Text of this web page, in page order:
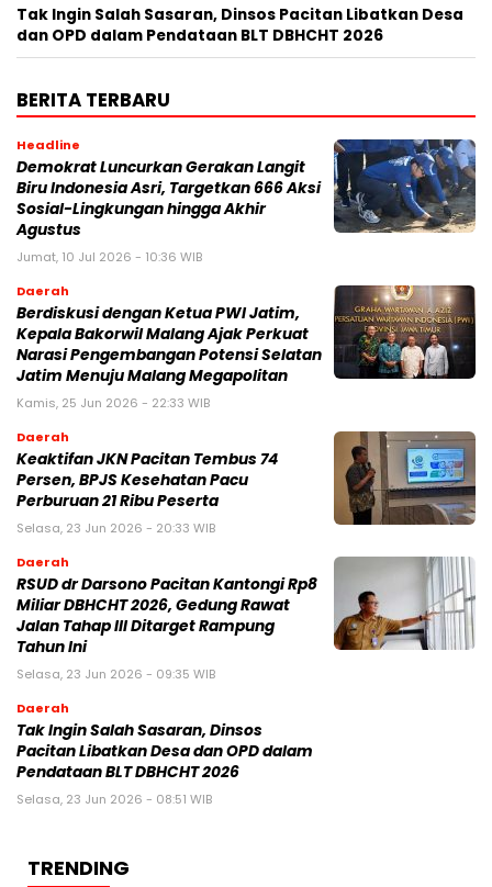
Tak Ingin Salah Sasaran, Dinsos Pacitan Libatkan Desa
dan OPD dalam Pendataan BLT DBHCHT 2026
BERITA TERBARU
Headline
Demokrat Luncurkan Gerakan Langit
Biru Indonesia Asri, Targetkan 666 Aksi
Sosial-Lingkungan hingga Akhir
Agustus
Jumat, 10 Jul 2026 - 10:36 WIB
Daerah
Berdiskusi dengan Ketua PWI Jatim,
Kepala Bakorwil Malang Ajak Perkuat
Narasi Pengembangan Potensi Selatan
Jatim Menuju Malang Megapolitan
Kamis, 25 Jun 2026 - 22:33 WIB
Daerah
Keaktifan JKN Pacitan Tembus 74
Persen, BPJS Kesehatan Pacu
Perburuan 21 Ribu Peserta
Selasa, 23 Jun 2026 - 20:33 WIB
Daerah
RSUD dr Darsono Pacitan Kantongi Rp8
Miliar DBHCHT 2026, Gedung Rawat
Jalan Tahap III Ditarget Rampung
Tahun Ini
Selasa, 23 Jun 2026 - 09:35 WIB
Daerah
Tak Ingin Salah Sasaran, Dinsos
Pacitan Libatkan Desa dan OPD dalam
Pendataan BLT DBHCHT 2026
Selasa, 23 Jun 2026 - 08:51 WIB
TRENDING